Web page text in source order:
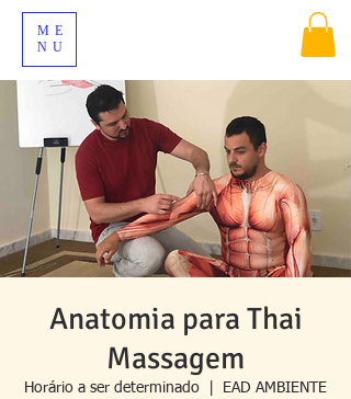
ME
NU
Anatomia para Thai
Massagem
Horário a ser determinado
EAD AMBIENTE